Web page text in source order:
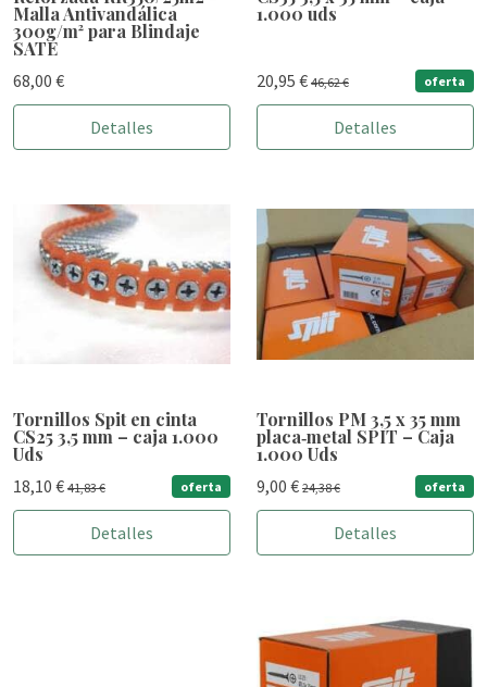
Malla Antivandálica
300g/m² para Blindaje
SATE
68,00 €
Detalles
1.000 uds
20,95 € 46,62 € oferta
Detalles
Tornillos Spit en cinta
CS25 3,5 mm – caja 1.000
Uds
18,10 € 41,83 € oferta
Detalles
Tornillos PM 3,5 x 35 mm
placa‑metal SPIT – Caja
1.000 Uds
9,00 € 24,38 € oferta
Detalles